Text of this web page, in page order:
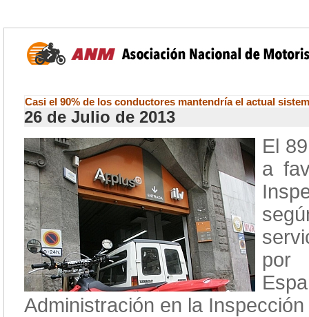
Casi el 90% de los conductores mantendría el actual
26 de Julio de 2013
El
a
por
Administración en la